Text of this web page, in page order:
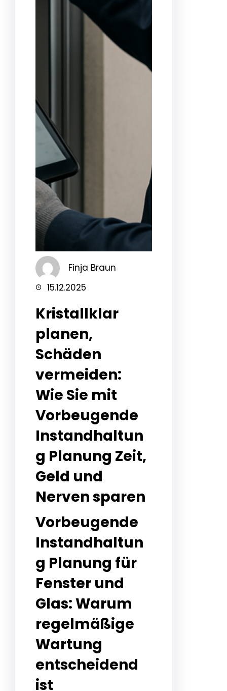
Finja Braun
15.12.2025
Kristallklar
planen,
Schäden
vermeiden:
Wie Sie mit
Vorbeugende
Instandhaltun
g Planung Zeit,
Geld und
Nerven sparen
Vorbeugende
Instandhaltun
g Planung für
Fenster und
Glas: Warum
regelmäßige
Wartung
entscheidend
ist